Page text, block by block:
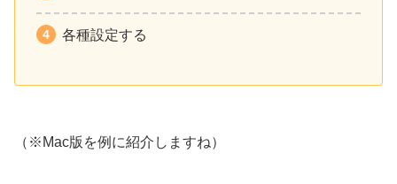
各種設定する
（※Mac版を例に紹介しますね）